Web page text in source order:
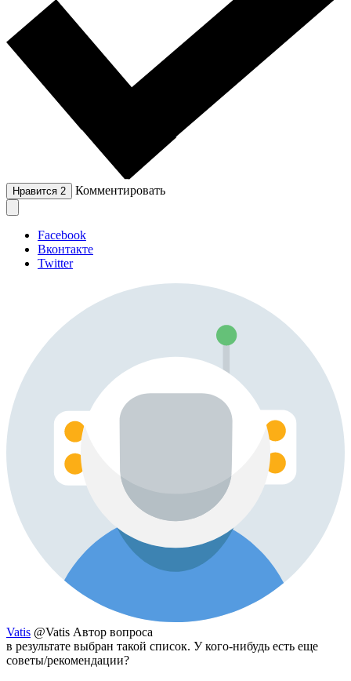
Нравится 2 Комментировать
Facebook
Вконтакте
Twitter
Vatis @Vatis Автор вопроса
в результате выбран такой список. У кого-нибудь есть еще
советы/рекомендации?